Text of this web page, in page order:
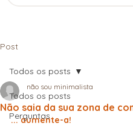
Post
Todos os posts
Perguntas
Todos os posts
Não saia da sua zona de
não sou minimalista
... aumente-a!